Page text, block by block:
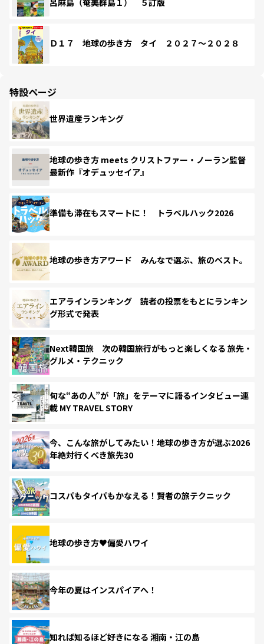
Ｄ１７ 地球の歩き方 タイ ２０２７～２０２８
特設ページ
世界遺産ランキング
地球の歩き方 meets クリストファー・ノーラン監督
最新作『オデュッセイア』
準備も滞在もスマートに！ トラベルハック2026
地球の歩き方アワード みんなで選ぶ、旅のベスト。
エアラインランキング 読者の投票をもとにランキン
グ形式で発表
Next韓国旅 次の韓国旅行がもっと楽しくなる 旅先・
グルメ・テクニック
旬な“あの人”が「旅」をテーマに語るインタビュー連
載 MY TRAVEL STORY
今、こんな旅がしてみたい！地球の歩き方が選ぶ2026
年絶対行くべき旅先30
コスパもタイパもかなえる！賢者の旅テクニック
地球の歩き方♥偏愛ハワイ
今年の夏はインスパイアへ！
知れば知るほど好きになる 湘南・江の島